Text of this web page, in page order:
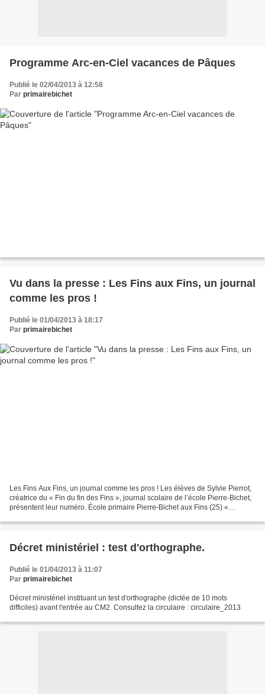
Programme Arc-en-Ciel vacances de Pâques
Publié le 02/04/2013 à 12:58
Par primairebichet
Vu dans la presse : Les Fins aux Fins, un journal
comme les pros !
Publié le 01/04/2013 à 18:17
Par primairebichet
Les Fins Aux Fins, un journal comme les pros ! Les élèves de Sylvie Pierrot,
créatrice du « Fin du fin des Fins », journal scolaire de l’école Pierre-Bichet,
présentent leur numéro. École primaire Pierre-Bichet aux Fins (25) «
Décret ministériel : test d'orthographe.
Publié le 01/04/2013 à 11:07
Par primairebichet
Décret ministériel instituant un test d'orthographe (dictée de 10 mots
difficiles) avant l'entrée au CM2. Consultez la circulaire : circulaire_2013